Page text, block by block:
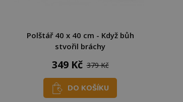
Polštář 40 x 40 cm - Když bůh
stvořil bráchy
349 Kč 379 Kč
DO KOŠÍKU